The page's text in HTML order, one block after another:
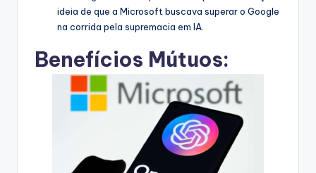
ideia de que a Microsoft buscava superar o Google
na corrida pela supremacia em IA.
Benefícios Mútuos: